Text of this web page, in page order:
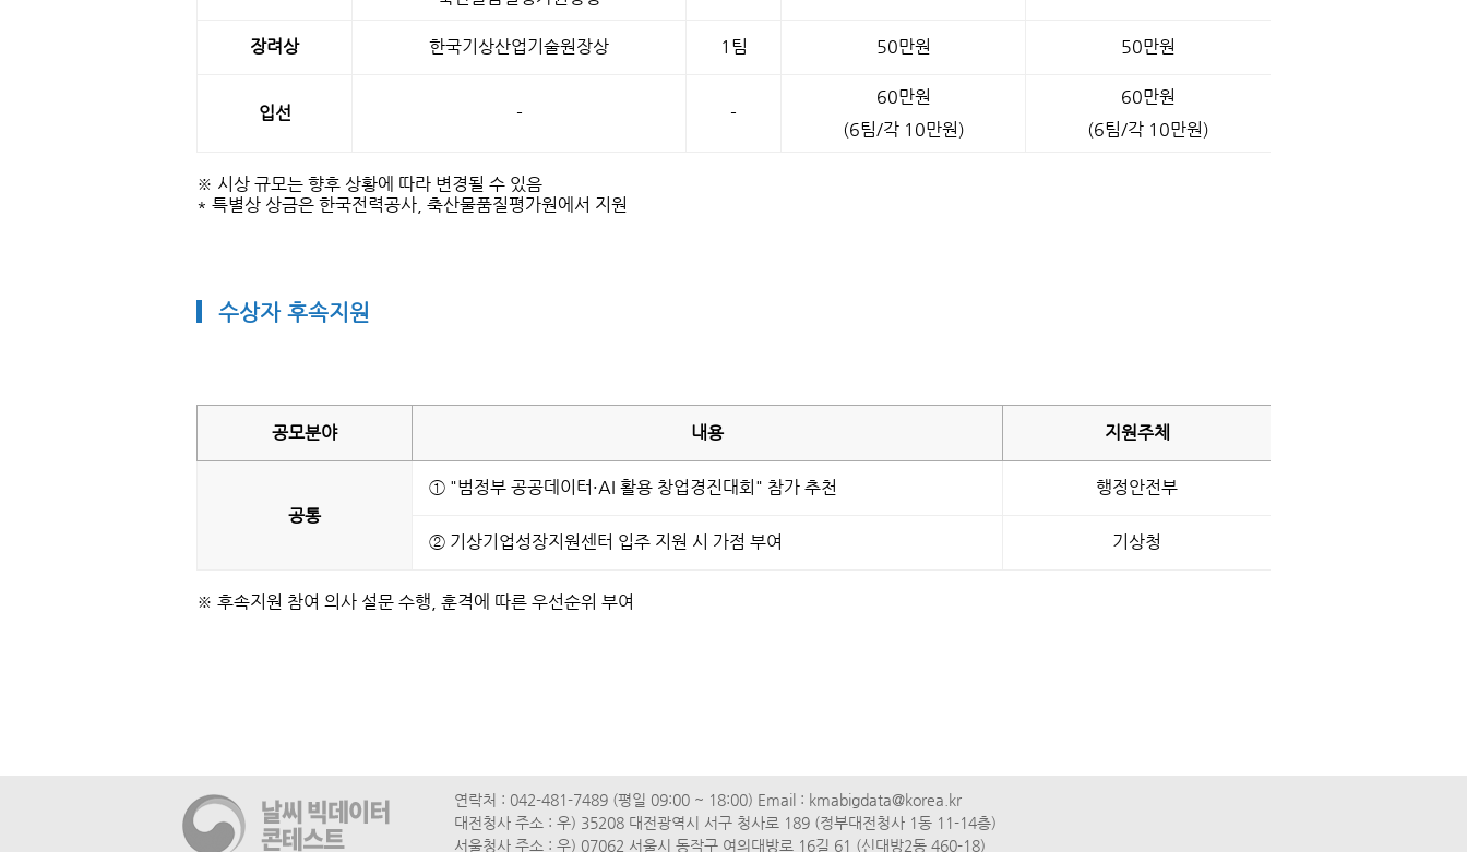
장려상 한국기상산업기술원장상 1팀 50만원 50만원
입선 - -
60만원
(6팀/각 10만원)
60만원
(6팀/각 10만원)
※ 시상 규모는 향후 상황에 따라 변경될 수 있음
* 특별상 상금은 한국전력공사, 축산물품질평가원에서 지원
수상자 후속지원
자
블
공모분야 내용 지원주체
공통
① "범정부 공공데이터·AI 활용 창업경진대회" 참가 추천 행정안전부
② 기상기업성장지원센터 입주 지원 시 가점 부여 기상청
※ 후속지원 참여 의사 설문 수행, 훈격에 따른 우선순위 부여
연락처 : 042-481-7489 (평일 09:00 ~ 18:00) Email : kmabigdata@korea.kr
대전청사 주소 : 우) 35208 대전광역시 서구 청사로 189 (정부대전청사 1동 11-14층)
서울청사 주소 : 우) 07062 서울시 동작구 여의대방로 16길 61 (신대방2동 460-18)